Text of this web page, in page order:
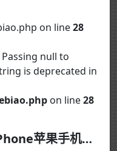
on line28
null to
is deprecated in
on line28
欧易iOS版下载全攻略：iPhone苹果手机应用商店安装教程与常见问题详解